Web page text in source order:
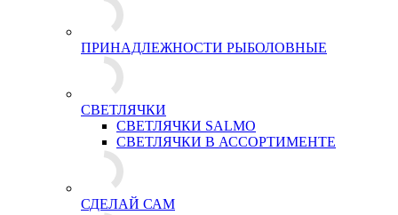
ПРИНАДЛЕЖНОСТИ РЫБОЛОВНЫЕ
СВЕТЛЯЧКИ
СВЕТЛЯЧКИ SALMO
СВЕТЛЯЧКИ В АССОРТИМЕНТЕ
СДЕЛАЙ САМ